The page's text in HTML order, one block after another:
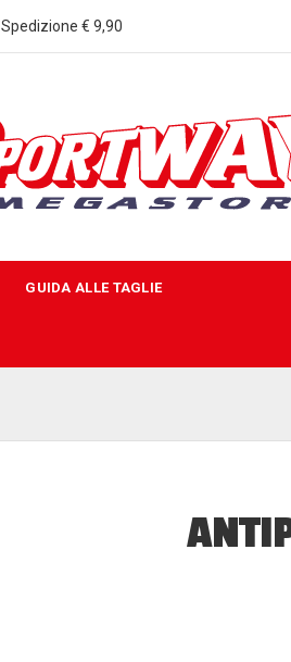
Spedizione € 9,90
GUIDA ALLE TAGLIE